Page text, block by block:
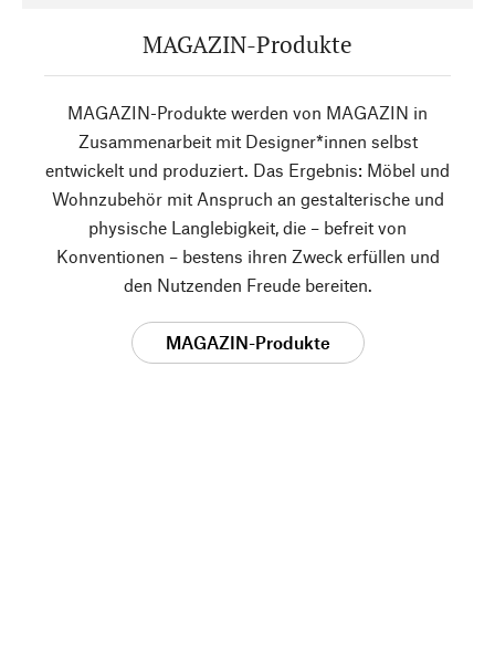
MAGAZIN-Produkte
MAGAZIN-Produkte werden von MAGAZIN in
Zusammenarbeit mit Designer*innen selbst
entwickelt und produziert. Das Ergebnis: Möbel und
Wohnzubehör mit Anspruch an gestalterische und
physische Langlebigkeit, die – befreit von
Konventionen – bestens ihren Zweck erfüllen und
den Nutzenden Freude bereiten.
MAGAZIN-Produkte